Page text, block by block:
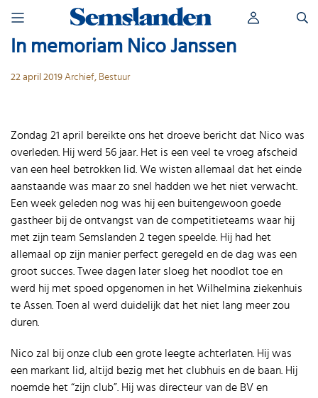
naar:
In memoriam Nico Janssen
22 april 2019 Archief, Bestuur
Zondag 21 april bereikte ons het droeve bericht dat Nico was
overleden. Hij werd 56 jaar. Het is een veel te vroeg afscheid
van een heel betrokken lid. We wisten allemaal dat het einde
aanstaande was maar zo snel hadden we het niet verwacht.
Een week geleden nog was hij een buitengewoon goede
gastheer bij de ontvangst van de competitieteams waar hij
met zijn team Semslanden 2 tegen speelde. Hij had het
allemaal op zijn manier perfect geregeld en de dag was een
groot succes. Twee dagen later sloeg het noodlot toe en
werd hij met spoed opgenomen in het Wilhelmina ziekenhuis
te Assen. Toen al werd duidelijk dat het niet lang meer zou
duren.
Nico zal bij onze club een grote leegte achterlaten. Hij was
een markant lid, altijd bezig met het clubhuis en de baan. Hij
noemde het “zijn club”. Hij was directeur van de BV en